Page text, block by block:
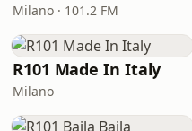
Milano · 101.2 FM
R101 Made In Italy
Milano